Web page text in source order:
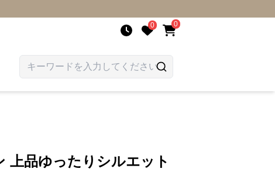
0 0
上品ゆったりシルエット